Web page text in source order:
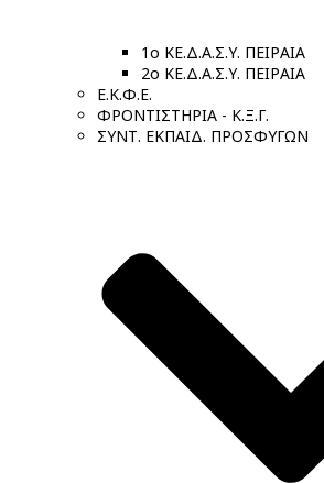
1ο ΚΕ.Δ.Α.Σ.Υ. ΠΕΙΡΑΙΑ
2ο ΚΕ.Δ.Α.Σ.Υ. ΠΕΙΡΑΙΑ
Ε.Κ.Φ.Ε.
ΦΡΟΝΤΙΣΤΗΡΙΑ - Κ.Ξ.Γ.
ΣΥΝΤ. ΕΚΠΑΙΔ. ΠΡΟΣΦΥΓΩΝ